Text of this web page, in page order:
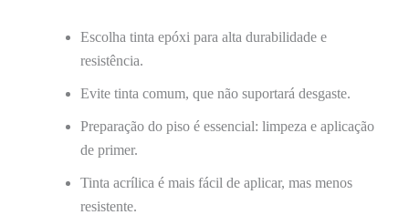
Escolha tinta epóxi para alta durabilidade e
resistência.
Evite tinta comum, que não suportará desgaste.
Preparação do piso é essencial: limpeza e aplicação
de primer.
Tinta acrílica é mais fácil de aplicar, mas menos
resistente.